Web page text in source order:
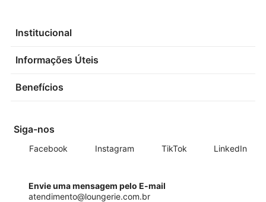
Institucional
Informações Úteis
Benefícios
Siga-nos
Facebook Instagram TikTok LinkedIn
Envie uma mensagem pelo E-mail
atendimento@loungerie.com.br